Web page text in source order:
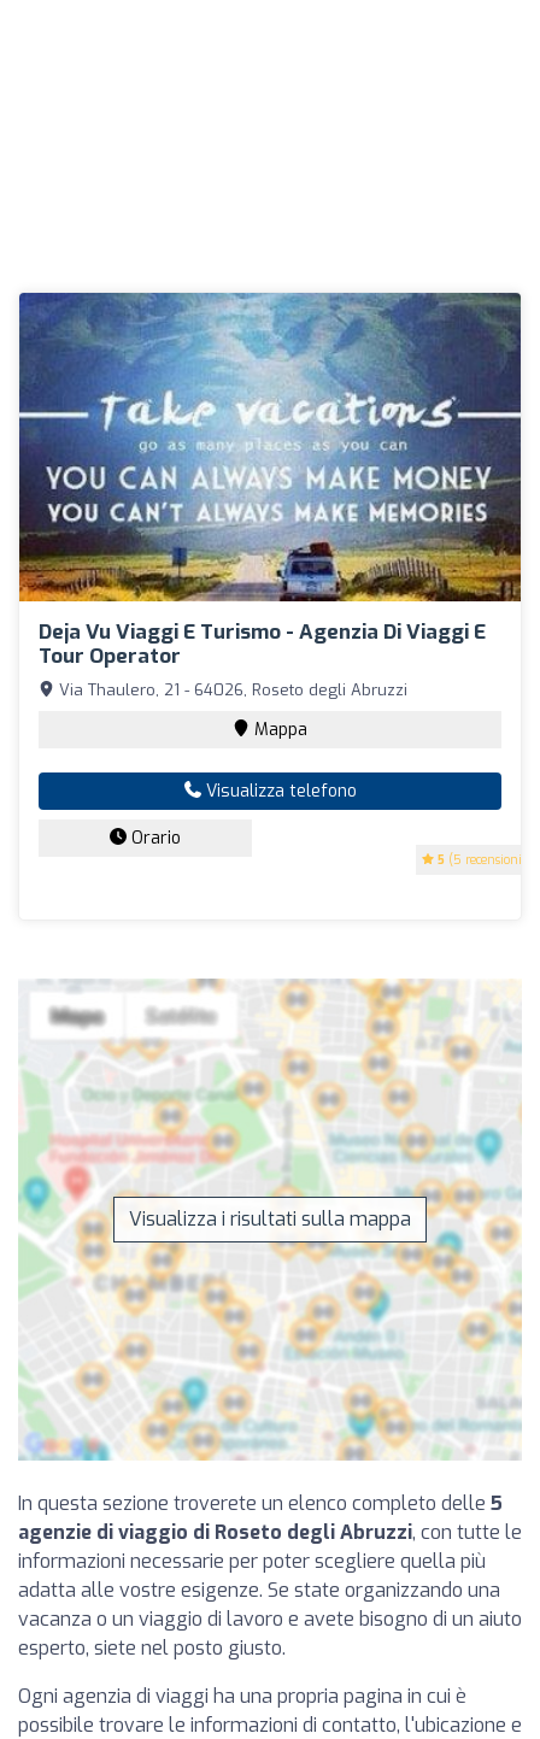
Deja Vu Viaggi E Turismo - Agenzia Di Viaggi E
Tour Operator
5 (5 recensioni)
Via Thaulero, 21 - 64026, Roseto degli Abruzzi
Mappa
Visualizza telefono
Orario
Visualizza i risultati sulla mappa
In questa sezione troverete un elenco completo delle 5
agenzie di viaggio di Roseto degli Abruzzi, con tutte le
informazioni necessarie per poter scegliere quella più
adatta alle vostre esigenze. Se state organizzando una
vacanza o un viaggio di lavoro e avete bisogno di un aiuto
esperto, siete nel posto giusto.
Ogni agenzia di viaggi ha una propria pagina in cui è
possibile trovare le informazioni di contatto, l'ubicazione e